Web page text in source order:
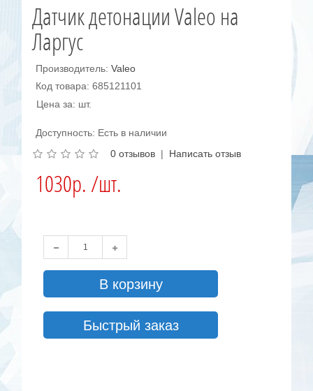
Датчик детонации Valeo на
Ларгус
Производитель:Valeo
Код товара: 685121101
Цена за: шт.
Доступность: Есть в наличии
0 отзывов | Написать отзыв
1030р. /шт.
В корзину
Быстрый заказ